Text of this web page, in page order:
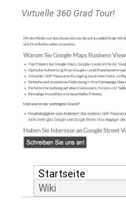
Virtuelle 360 Grad Tour!
Startseite
Wiki